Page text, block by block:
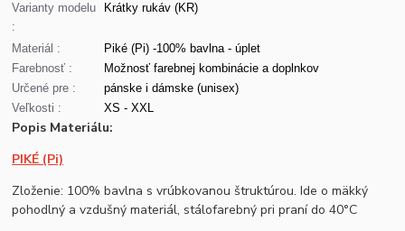
Varianty modelu
:
Krátky rukáv (KR)
Materiál :
Piké (Pi) -100% bavlna - úplet
Farebnosť :
Možnosť farebnej kombinácie a doplnkov
Určené pre :
pánske i dámske (unisex)
Veľkosti :
XS - XXL
Popis Materiálu:
PIKÉ (Pi)
Zloženie: 100% bavlna s vrúbkovanou štruktúrou. Ide o mäkký
pohodlný a vzdušný materiál, stálofarebný pri praní do 40°C